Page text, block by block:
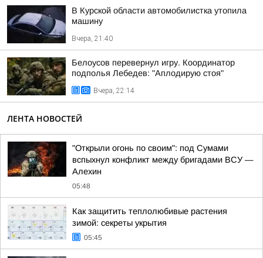
В Курской области автомобилистка утопила
машину
Вчера, 21:40
Белоусов перевернул игру. Координатор
подполья Лебедев: "Аплодирую стоя"
Вчера, 22:14
ЛЕНТА НОВОСТЕЙ
"Открыли огонь по своим": под Сумами
вспыхнул конфликт между бригадами ВСУ —
Алехин
05:48
Как защитить теплолюбивые растения
зимой: секреты укрытия
05:45